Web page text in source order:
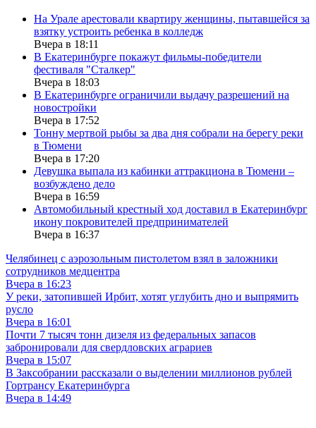
На Урале арестовали квартиру женщины, пытавшейся за
взятку устроить ребенка в колледж
Вчера в 18:11
В Екатеринбурге покажут фильмы-победители
фестиваля "Сталкер"
Вчера в 18:03
В Екатеринбурге ограничили выдачу разрешений на
новостройки
Вчера в 17:52
Тонну мертвой рыбы за два дня собрали на берегу реки
в Тюмени
Вчера в 17:20
Девушка выпала из кабинки аттракциона в Тюмени –
возбуждено дело
Вчера в 16:59
Автомобильный крестный ход доставил в Екатеринбург
икону покровителей предпринимателей
Вчера в 16:37
Челябинец с аэрозольным пистолетом взял в заложники
сотрудников медцентра
Вчера в 16:23
У реки, затопившей Ирбит, хотят углубить дно и выпрямить
русло
Вчера в 16:01
Почти 7 тысяч тонн дизеля из федеральных запасов
забронировали для свердловских аграриев
Вчера в 15:07
В Заксобрании рассказали о выделении миллионов рублей
Гортрансу Екатеринбурга
Вчера в 14:49